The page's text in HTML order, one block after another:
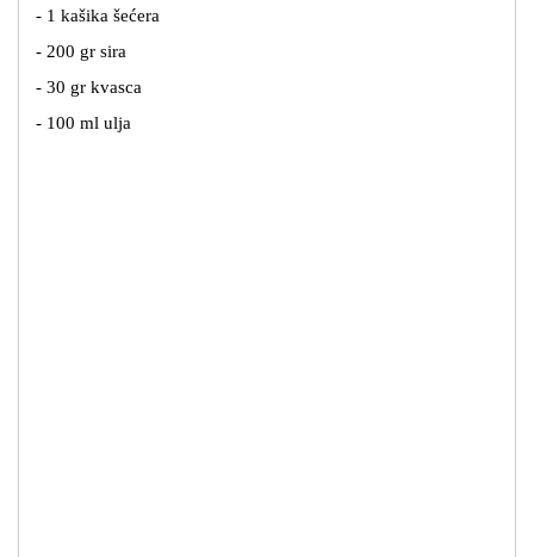
- 1 kašika šećera
- 200 gr sira
- 30 gr kvasca
- 100 ml ulja